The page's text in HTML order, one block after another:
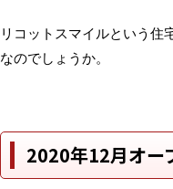
リコットスマイルという住
なのでしょうか。
2020年12月オー